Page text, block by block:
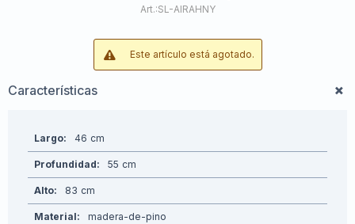
SL-AIRAHNY
Este artículo está agotado.
Características
Largo 46
Profundidad 55
Alto 83
Material madera-de-pino